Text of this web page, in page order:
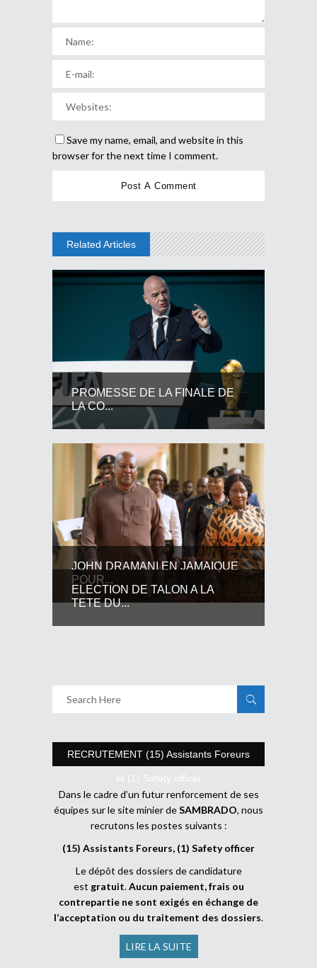
Save my name, email, and website in this
browser for the next time I comment.
Related Articles
PROMESSE DE LA FINALE DE
LA CO...
JOHN DRAMANI EN JAMAIQUE
POUR...
ELECTION DE TALON A LA
TETE DU...
RECRUTEMENT (15) Assistants Foreurs
et (1) Safety officer
Dans le cadre d’un futur renforcement de ses
équipes sur le site minier deSAMBRADO, nous
recrutons les postes suivants :
(15) Assistants Foreurs, (1) Safety officer
Le dépôt des dossiers de candidature
est gratuit.Aucun paiement, frais ou
contrepartie ne sont exigés en échange de
l’acceptation ou du traitement des dossiers.
LIRE LA SUITE